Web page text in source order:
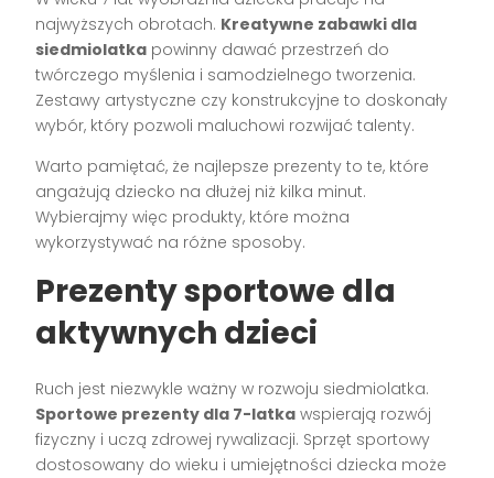
najwyższych obrotach. Kreatywne zabawki dla
siedmiolatka powinny dawać przestrzeń do
twórczego myślenia i samodzielnego tworzenia.
Zestawy artystyczne czy konstrukcyjne to doskonały
wybór, który pozwoli maluchowi rozwijać talenty.
Warto pamiętać, że najlepsze prezenty to te, które
angażują dziecko na dłużej niż kilka minut.
Wybierajmy więc produkty, które można
wykorzystywać na różne sposoby.
Prezenty sportowe dla
aktywnych dzieci
Ruch jest niezwykle ważny w rozwoju siedmiolatka.
Sportowe prezenty dla 7-latka wspierają rozwój
fizyczny i uczą zdrowej rywalizacji. Sprzęt sportowy
dostosowany do wieku i umiejętności dziecka może